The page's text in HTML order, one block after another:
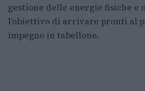
gestione delle energie fisiche e
l’obiettivo di arrivare pronti al
impegno in tabellone.